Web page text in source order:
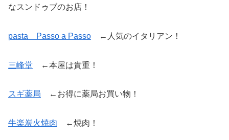
なスンドゥブのお店！
pasta Passo a Passo ←人気のイタリアン！
三峰堂 ←本屋は貴重！
スギ薬局 ←お得に薬局お買い物！
牛楽炭火焼肉 ←焼肉！